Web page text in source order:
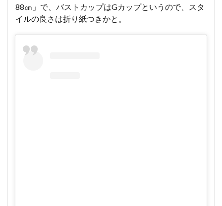
88㎝」で、バストカップはGカップというので、スタ
イルの良さは折り紙つきかと。